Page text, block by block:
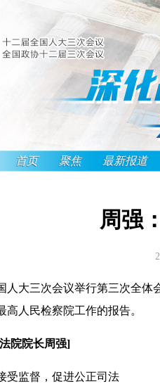
首页 聚焦 最新报道
周强
三次会议举行第三次全体
高人民检察院工作的报告。
院院长周强]
监督，促进公正司法